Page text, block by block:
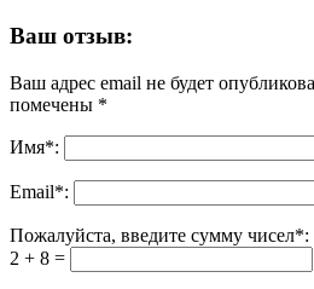
Ваш отзыв:
Ваш адрес email не будет
помечены *
Имя*:
Email*:
Пожалуйста, введите сумму чисел*:
2 + 8 =